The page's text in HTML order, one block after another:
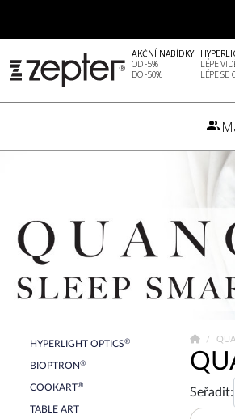
AKČNÍ NABÍDKY
OD -5%
DO -50%
LÉPE
LÉPE SE
HYPERLIGHT OPTICS®
BIOPTRON®
COOKART®
TABLE ART
Seřadit: